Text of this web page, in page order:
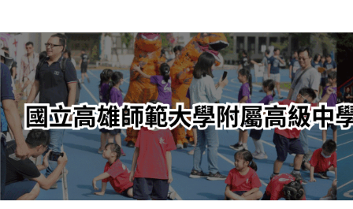
轉
至
主
內
容